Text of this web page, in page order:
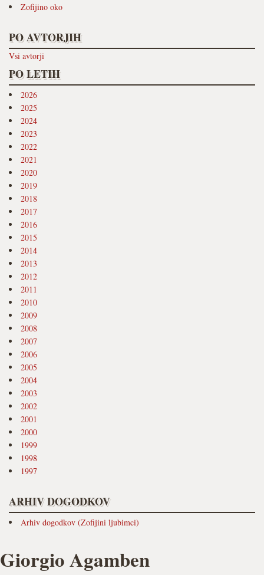
Zofijino oko
PO AVTORJIH
Vsi avtorji
PO LETIH
2026
2025
2024
2023
2022
2021
2020
2019
2018
2017
2016
2015
2014
2013
2012
2011
2010
2009
2008
2007
2006
2005
2004
2003
2002
2001
2000
1999
1998
1997
ARHIV DOGODKOV
Arhiv dogodkov (Zofijini ljubimci)
Giorgio Agamben